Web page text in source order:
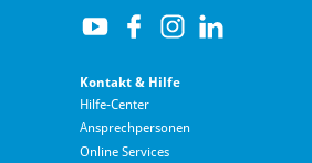
Kontakt & Hilfe
Hilfe-Center
Ansprechpersonen
Online Services